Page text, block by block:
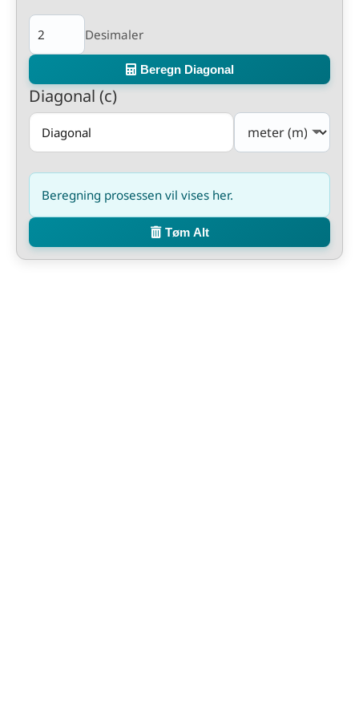
Desimaler
Beregn Diagonal
Diagonal (c)
Beregning prosessen vil vises her.
Tøm Alt